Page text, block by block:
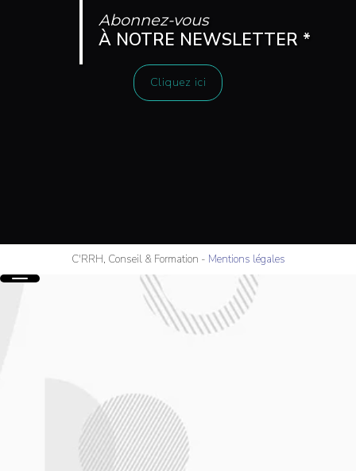
Abonnez-vous
À NOTRE NEWSLETTER *
Cliquez ici
C'RRH, Conseil & Formation - Mentions légales